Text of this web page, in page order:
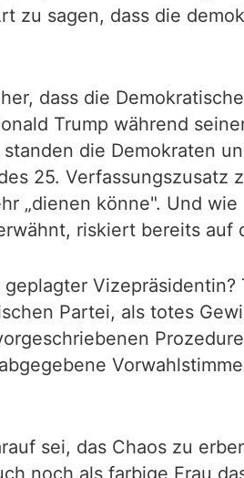
zu sagen, dass die
dass die
Trump während
die Demokraten
25.
„dienen könne". Und
riskiert bereits
Partei, als totes
sei, das Chaos zu
noch als farbige Frau